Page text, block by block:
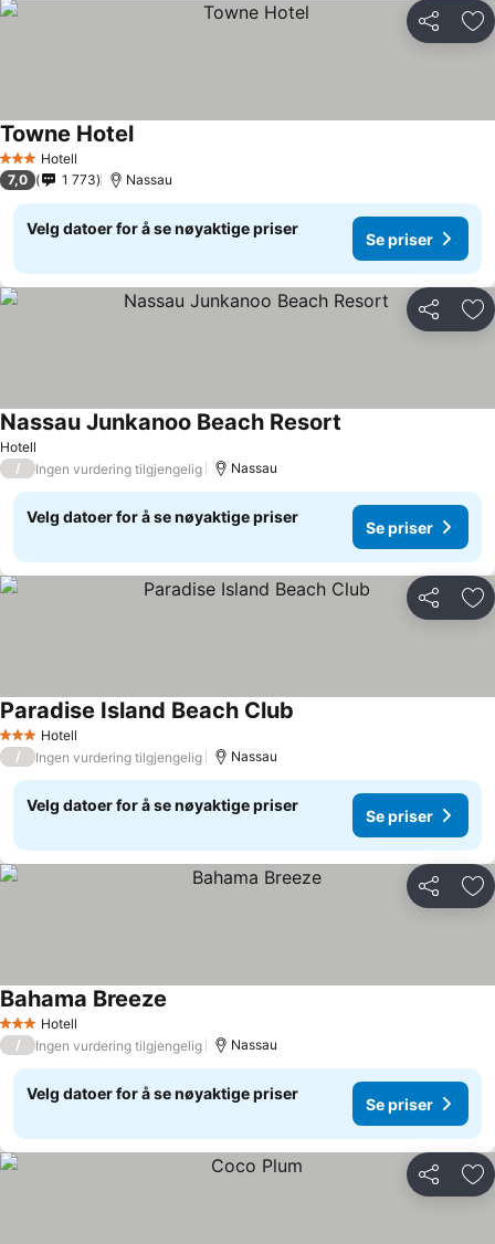
Del
3 StjernerHotell
Towne Hotel
7,0 1 773 Nassau
Velg datoer for å se nøyaktige priser
Se priser
Del
Hotell
Nassau Junkanoo Beach Resort
/ Ingen vurdering tilgjengelig Nassau
Velg datoer for å se nøyaktige priser
Se priser
Del
3 StjernerHotell
Paradise Island Beach Club
/ Ingen vurdering tilgjengelig Nassau
Velg datoer for å se nøyaktige priser
Se priser
Del
3 StjernerHotell
Bahama Breeze
/ Ingen vurdering tilgjengelig Nassau
Velg datoer for å se nøyaktige priser
Se priser
Del